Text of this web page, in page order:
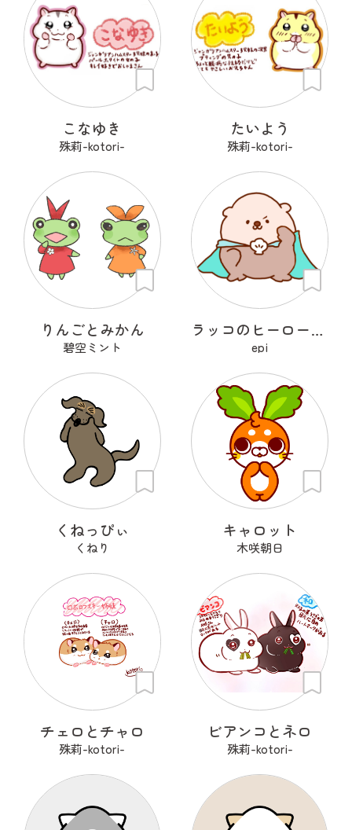
こなゆき
殊莉-kotori-
たいよう
殊莉-kotori-
りんごとみかん
碧空ミント
ラッコのヒーローラッキー
epi
くねっぴぃ
くねり
キャロット
木咲朝日
チェロとチャロ
殊莉-kotori-
ビアンコとネロ
殊莉-kotori-